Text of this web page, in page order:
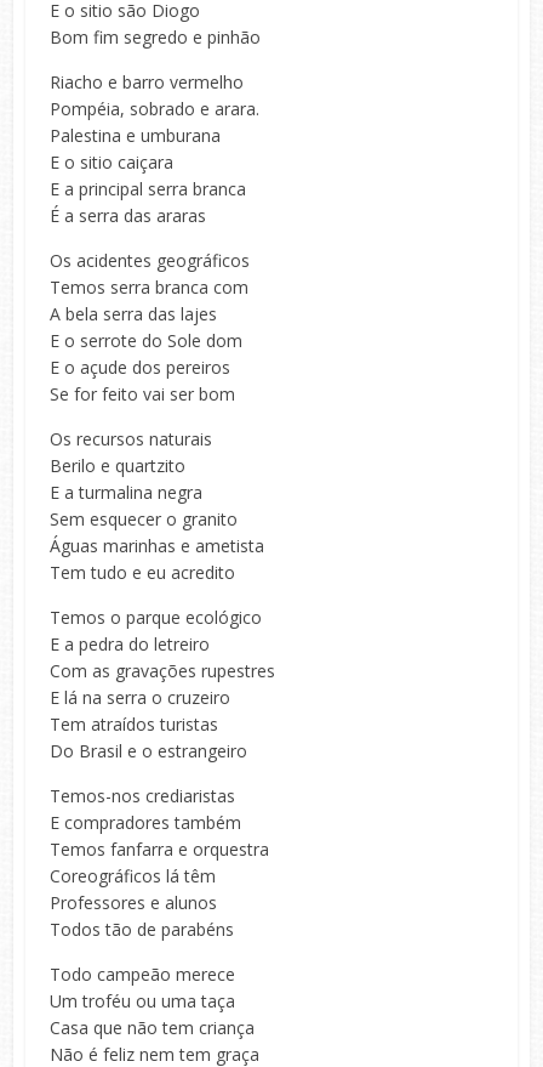
E o sitio são Diogo
Bom fim segredo e pinhão
Riacho e barro vermelho
Pompéia, sobrado e arara.
Palestina e umburana
E o sitio caiçara
E a principal serra branca
É a serra das araras
Os acidentes geográficos
Temos serra branca com
A bela serra das lajes
E o serrote do Sole dom
E o açude dos pereiros
Se for feito vai ser bom
Os recursos naturais
Berilo e quartzito
E a turmalina negra
Sem esquecer o granito
Águas marinhas e ametista
Tem tudo e eu acredito
Temos o parque ecológico
E a pedra do letreiro
Com as gravações rupestres
E lá na serra o cruzeiro
Tem atraídos turistas
Do Brasil e o estrangeiro
Temos-nos crediaristas
E compradores também
Temos fanfarra e orquestra
Coreográficos lá têm
Professores e alunos
Todos tão de parabéns
Todo campeão merece
Um troféu ou uma taça
Casa que não tem criança
Não é feliz nem tem graça